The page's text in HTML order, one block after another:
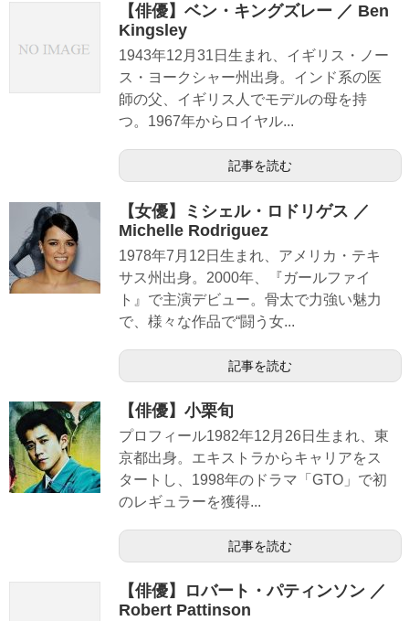
【俳優】ベン・キングズレー ／ Ben
Kingsley
1943年12月31日生まれ、イギリス・ノー
ス・ヨークシャー州出身。インド系の医
師の父、イギリス人でモデルの母を持
つ。1967年からロイヤル...
記事を読む
【女優】ミシェル・ロドリゲス ／
Michelle Rodriguez
1978年7月12日生まれ、アメリカ・テキ
サス州出身。2000年、『ガールファイ
ト』で主演デビュー。骨太で力強い魅力
で、様々な作品で“闘う女...
記事を読む
【俳優】小栗旬
プロフィール1982年12月26日生まれ、東
京都出身。エキストラからキャリアをス
タートし、1998年のドラマ「GTO」で初
のレギュラーを獲得...
記事を読む
【俳優】ロバート・パティンソン ／
Robert Pattinson